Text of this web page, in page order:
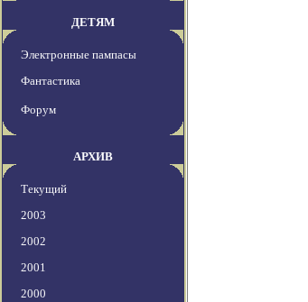
ДЕТЯМ
Электронные пампасы
Фантастика
Форум
АРХИВ
Текущий
2003
2002
2001
2000